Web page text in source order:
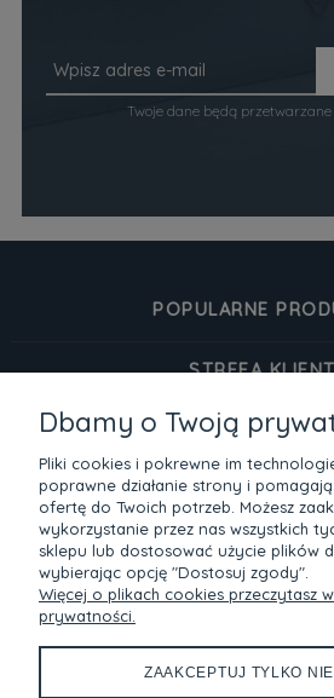
Twoje dane będą
POPULARNE
STREFA
O MARCE
INFORMACJE
Bezpieczne zakupy dzięki szyfrowaniu
Metody płatności
Dbamy o Twoją
Pliki cookies i pokrewne im
poprawne działanie strony i
ofertę do Twoich potrzeb. Możesz
wykorzystanie przez nas wszystkich
sklepu lub dostosować użycie plików
wybierając opcję "Dostosuj zgody".
Więcej o plikach cookies przeczytasz
prywatności.
ZAAKCEPTUJ TYLKO